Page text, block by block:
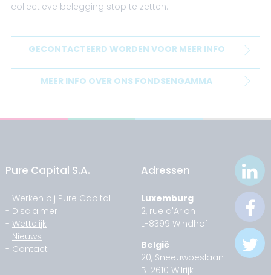
collectieve belegging stop te zetten.
GECONTACTEERD WORDEN VOOR MEER INFO
MEER INFO OVER ONS FONDSENGAMMA
Pure Capital S.A.
- Werken bij Pure Capital
- Disclaimer
- Wettelijk
- Nieuws
- Contact
Adressen
Luxemburg
2, rue d'Arlon
L-8399 Windhof
België
20, Sneeuwbeslaan
B-2610 Wilrijk